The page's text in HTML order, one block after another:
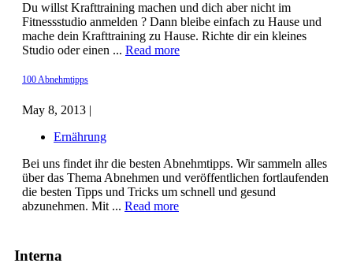
Du willst Krafttraining machen und dich aber nicht im
Fitnessstudio anmelden ? Dann bleibe einfach zu Hause und
mache dein Krafttraining zu Hause. Richte dir ein kleines
Studio oder einen ... Read more
100 Abnehmtipps
May 8, 2013 |
Ernährung
Bei uns findet ihr die besten Abnehmtipps. Wir sammeln alles
über das Thema Abnehmen und veröffentlichen fortlaufenden
die besten Tipps und Tricks um schnell und gesund
abzunehmen. Mit ... Read more
Interna